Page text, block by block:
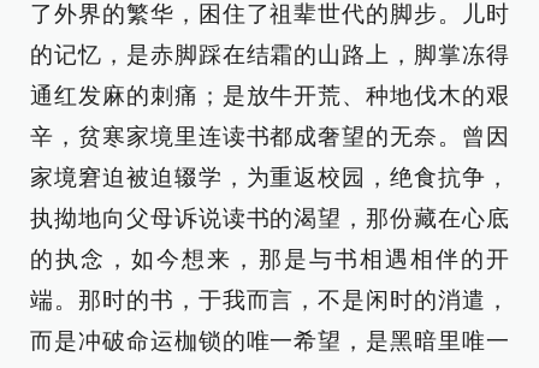
了外界的繁华，困住了祖辈世代的脚步。儿时
的记忆，是赤脚踩在结霜的山路上，脚掌冻得
通红发麻的刺痛；是放牛开荒、种地伐木的艰
辛，贫寒家境里连读书都成奢望的无奈。曾因
家境窘迫被迫辍学，为重返校园，绝食抗争，
执拗地向父母诉说读书的渴望，那份藏在心底
的执念，如今想来，那是与书相遇相伴的开
端。那时的书，于我而言，不是闲时的消遣，
而是冲破命运枷锁的唯一希望，是黑暗里唯一